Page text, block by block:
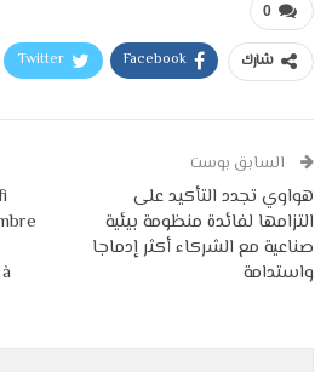
0
شارك Facebook
Twitter
السابق بوست
هواوي تجدد التأكيد على
التزامها لفائدة منظومة بيئية
صناعية مع الشركاء أكثر إدماجا
واستدامة